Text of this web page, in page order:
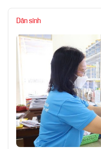
Dân sinh